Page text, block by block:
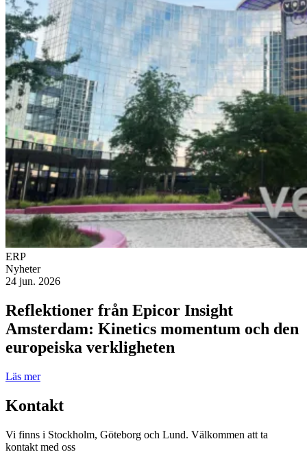
ERP
Nyheter
24 jun. 2026
Reflektioner från Epicor Insight
Amsterdam: Kinetics momentum och den
europeiska verkligheten
Läs mer
Kontakt
Vi finns i Stockholm, Göteborg och Lund. Välkommen att ta
kontakt med oss